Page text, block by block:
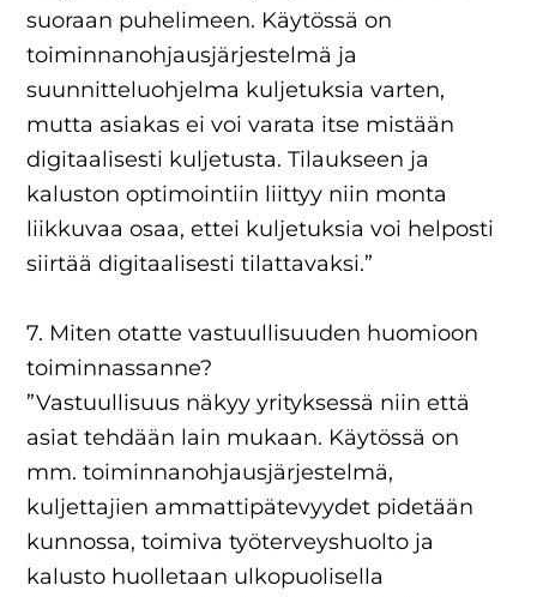
suoraan puhelimeen. Käytössä on
toiminnanohjausjärjestelmä ja
suunnitteluohjelma kuljetuksia varten,
mutta asiakas ei voi varata itse mistään
digitaalisesti kuljetusta. Tilaukseen ja
kaluston optimointiin liittyy niin monta
liikkuvaa osaa, ettei kuljetuksia voi helposti
siirtää digitaalisesti tilattavaksi.”
7. Miten otatte vastuullisuuden huomioon
toiminnassanne?
”Vastuullisuus näkyy yrityksessä niin että
asiat tehdään lain mukaan. Käytössä on
mm. toiminnanohjausjärjestelmä,
kuljettajien ammattipätevyydet pidetään
kunnossa, toimiva työterveyshuolto ja
kalusto huolletaan ulkopuolisella